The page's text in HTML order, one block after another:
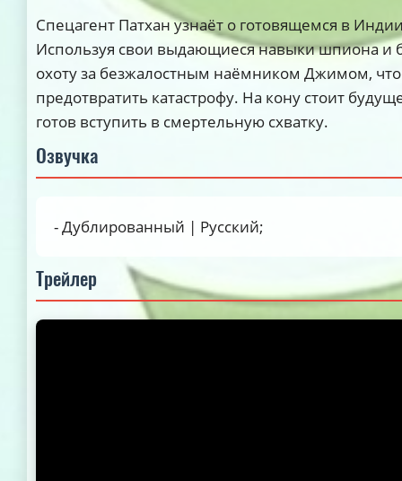
Спецагент Патхан узнаёт о готовящемся в
Используя свои выдающиеся навыки шпиона и
охоту за безжалостным наёмником Джимом,
предотвратить катастрофу. На кону стоит
готов вступить в смертельную схватку.
Озвучка
- Дублированный | Русский;
Трейлер